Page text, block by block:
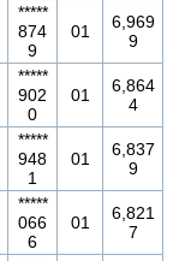
*****
874
9
01
6,969
9
*****
902
0
01
6,864
4
*****
948
1
01
6,837
9
*****
066
6
01
6,821
7